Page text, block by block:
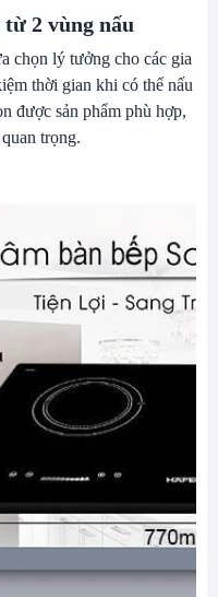
2 vùng nấu
chọn lý tưởng cho các gia
thời gian khi có thể nấu
được sản phẩm phù hợp,
trọng.